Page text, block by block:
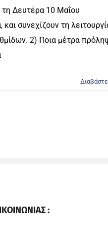
Δευτέρα 10 Μαΐου
συνεχίζουν τη
2) Ποια μέτρα
: